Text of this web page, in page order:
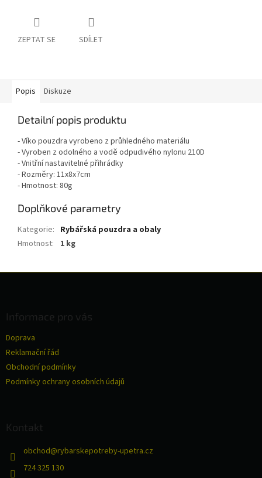
ZEPTAT SE SDÍLET
Popis Diskuze
Detailní popis produktu
- Víko pouzdra vyrobeno z průhledného materiálu
- Vyroben z odolného a vodě odpudivého nylonu 210D
- Vnitřní nastavitelné přihrádky
- Rozměry: 11x8x7cm
- Hmotnost: 80g
Doplňkové parametry
Kategorie: Rybářská pouzdra a obaly
Hmotnost: 1 kg
Informace pro vás
Doprava
Reklamační řád
Obchodní podmínky
Podmínky ochrany osobních údajů
Kontakt
obchod@rybarskepotreby-upetra.cz
724 325 130